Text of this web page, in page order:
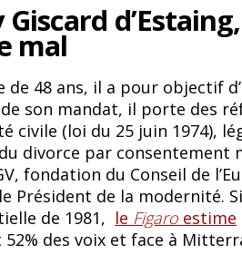
Giscard
mal
de 48 ans, il a pour objectif
son mandat, il porte des
civile (loi du 25 juin 1974),
divorce par consentement
fondation du Conseil de
Président de la modernité.
de 1981, le Figaro estime
des voix et face à